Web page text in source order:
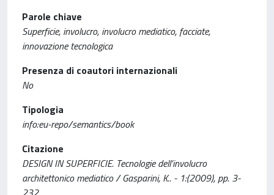
Parole chiave
Superficie, involucro, involucro mediatico, facciate,
innovazione tecnologica
Presenza di coautori internazionali
No
Tipologia
info:eu-repo/semantics/book
Citazione
DESIGN IN SUPERFICIE. Tecnologie dell’involucro
architettonico mediatico / Gasparini, K.. - 1:(2009), pp. 3-